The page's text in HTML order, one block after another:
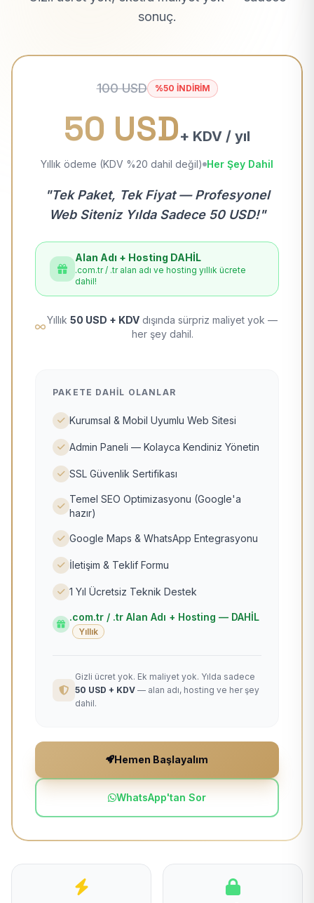
sonuç.
100 USD %50 İNDİRİM
50 USD+ KDV / yıl
Yıllık ödeme (KDV %20 dahil değil) Her Şey Dahil
"Tek Paket, Tek Fiyat — Profesyonel
Web Siteniz Yılda Sadece 50 USD!"
Alan Adı + Hosting DAHİL
.com.tr / .tr alan adı ve hosting yıllık ücrete
dahil!
Yıllık 50 USD + KDV dışında sürpriz maliyet yok —
her şey dahil.
PAKETE DAHIL OLANLAR
Kurumsal & Mobil Uyumlu Web Sitesi
Admin Paneli — Kolayca Kendiniz Yönetin
SSL Güvenlik Sertifikası
Temel SEO Optimizasyonu (Google'a
hazır)
Google Maps & WhatsApp Entegrasyonu
İletişim & Teklif Formu
1 Yıl Ücretsiz Teknik Destek
.com.tr / .tr Alan Adı + Hosting — DAHİL
Yıllık
Gizli ücret yok. Ek maliyet yok. Yılda sadece
50 USD + KDV — alan adı, hosting ve her şey
dahil.
Hemen Başlayalım
WhatsApp'tan Sor